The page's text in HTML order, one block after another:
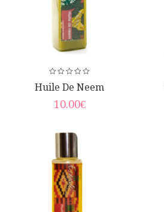
Huile De Neem
10.00€